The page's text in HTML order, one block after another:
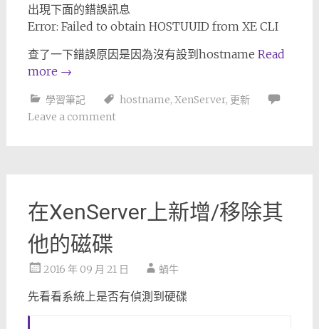
出現下面的錯誤訊息
Error: Failed to obtain HOSTUUID from XE CLI
查了一下錯誤原因是因為沒有設到hostname Read
more →
學習筆記 hostname, XenServer, 更新
Leave a comment
在XenServer上新增/移除其
他的磁碟
2016 年 09 月 21 日 蝸牛
先看看系統上是否有偵測到硬碟